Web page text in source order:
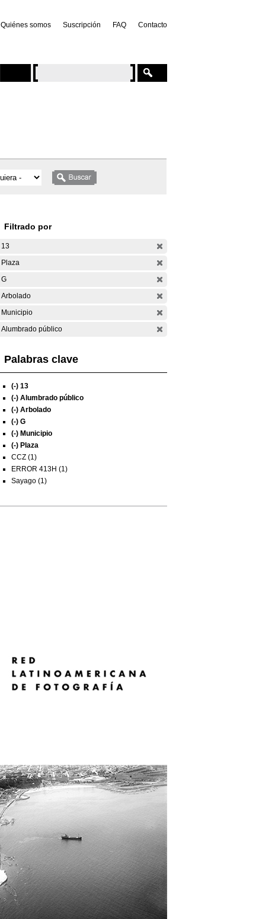
Quiénes somos Suscripción FAQ Contacto
Filtrado por
13
Plaza
G
Arbolado
Municipio
Alumbrado público
Palabras clave
(-) 13
(-) Alumbrado público
(-) Arbolado
(-) G
(-) Municipio
(-) Plaza
CCZ (1)
ERROR 413H (1)
Sayago (1)